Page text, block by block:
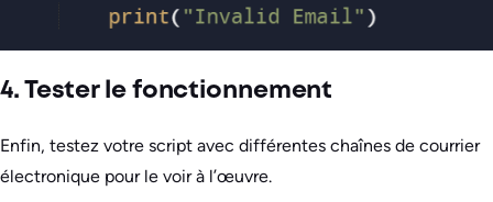
4. Tester le fonctionnement
Enfin, testez votre script avec différentes chaînes de courrier
électronique pour le voir à l’œuvre.